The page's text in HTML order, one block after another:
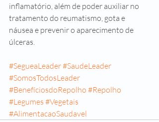
inflamatório, além de poder auxiliar no
tratamento do reumatismo, gota e
náusea e prevenir o aparecimento de
úlceras.
#SegueaLeader#SaudeLeader
#SomosTodosLeader
#BenefíciosdoRepolho #Repolho
#Legumes #Vegetais
#AlimentacaoSaudavel